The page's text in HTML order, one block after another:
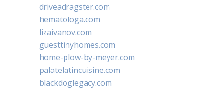
driveadragster.com
hematologa.com
lizaivanov.com
guesttinyhomes.com
home-plow-by-meyer.com
palatelatincuisine.com
blackdoglegacy.com